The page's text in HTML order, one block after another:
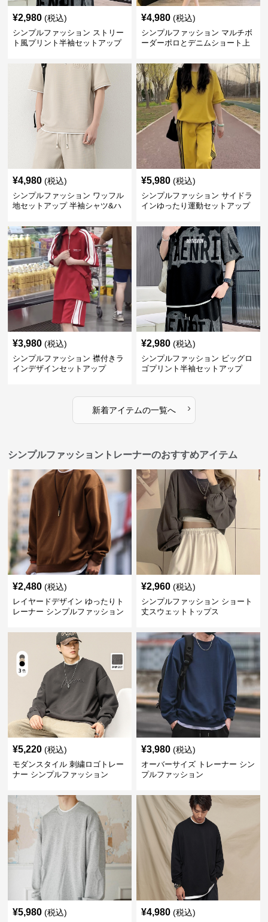
¥2,980 (税込)
シンプルファッション ストリー
ト風プリント半袖セットアップ
¥4,980 (税込)
シンプルファッション マルチボ
ーダーポロとデニムショート上
¥4,980 (税込)
シンプルファッション ワッフル
地セットアップ 半袖シャツ&ハ
¥5,980 (税込)
シンプルファッション サイドラ
インゆったり運動セットアップ
¥3,980 (税込)
シンプルファッション 襟付きラ
インデザインセットアップ
¥2,980 (税込)
シンプルファッション ビッグロ
ゴプリント半袖セットアップ
新着アイテムの一覧へ ›
シンプルファッショントレーナーのおすすめアイテム
¥2,480 (税込)
レイヤードデザイン ゆったりト
レーナー シンプルファッション
¥2,960 (税込)
シンプルファッション ショート
丈スウェットトップス
¥5,220 (税込)
モダンスタイル 刺繍ロゴトレー
ナー シンプルファッション
¥3,980 (税込)
オーバーサイズ トレーナー シン
プルファッション
¥5,980 (税込) ¥4,980 (税込)